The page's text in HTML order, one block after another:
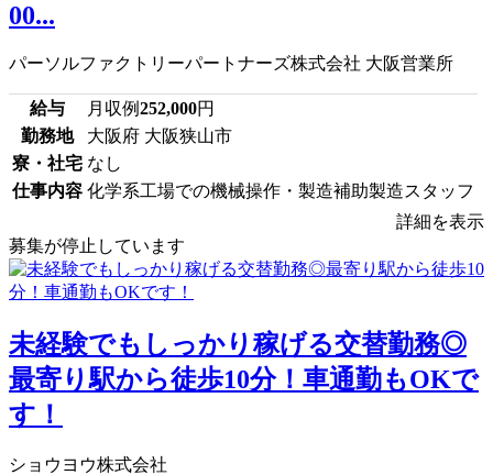
00...
パーソルファクトリーパートナーズ株式会社 大阪営業所
給与 月収例252,000円
勤務地
大阪府 大阪狭山市
寮・社宅 なし
仕事内容 化学系工場での機械操作・製造補助製造スタッフ
詳細を表示
募集が停止しています
未経験でもしっかり稼げる交替勤務◎
最寄り駅から徒歩10分！車通勤もOKで
す！
ショウヨウ株式会社